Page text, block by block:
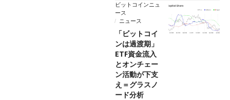
ビットコインニュ
ース
ニュース
「ビットコイ
ンは過渡期」
ETF資金流入
とオンチェー
ン活動が下支
え＝グラスノ
ード分析